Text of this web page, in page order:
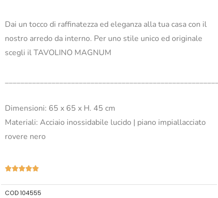
Dai un tocco di raffinatezza ed eleganza alla tua casa con il
nostro arredo da interno. Per uno stile unico ed originale
scegli il TAVOLINO MAGNUM
Dimensioni: 65 x 65 x H. 45 cm
Materiali: Acciaio inossidabile lucido | piano impiallacciato
rovere nero
Valutazione
su
COD104555